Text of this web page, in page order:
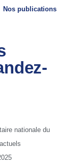
Nos publications
nationale du